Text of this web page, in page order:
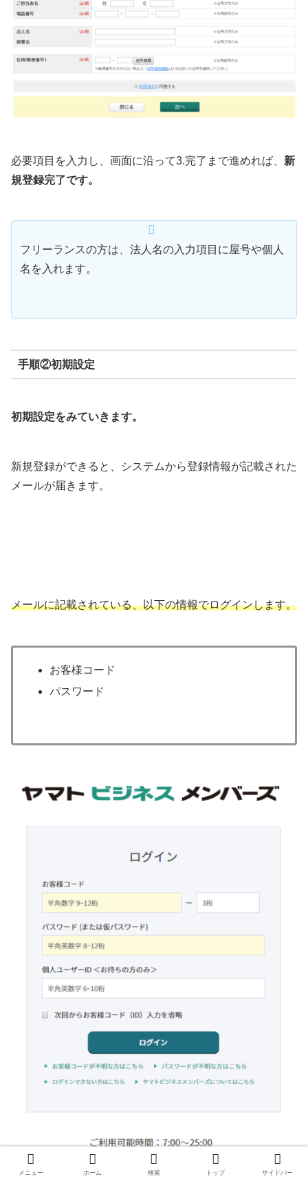
必要項目を入力し、画面に沿って3.完了まで進めれば、 新
規登録完了です。
フリーランスの方は、法人名の入力項目に屋号や個人
名を入れます。
手順②初期設定
初期設定をみていきます。
新規登録ができると、システムから登録情報が記載された
メールが届きます。
メールに記載されている、以下の情報でログインします。
お客様コード
パスワード
メニュー ホーム 検索 トップ サイドバー